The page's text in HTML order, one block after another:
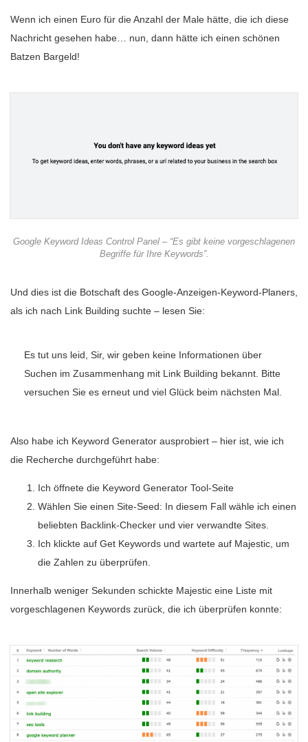
Wenn ich einen Euro für die Anzahl der Male hätte, die ich diese
Nachricht gesehen habe… nun, dann hätte ich einen schönen
Batzen Bargeld!
Google Keyword Ideas Control Panel – “Es gibt keine vorgeschlagenen
Begriffe für Ihre Keywords”.
Und dies ist die Botschaft des Google-Anzeigen-Keyword-Planers,
als ich nach Link Building suchte – lesen Sie:
Es tut uns leid, Sir, wir geben keine Informationen über
Suchen im Zusammenhang mit Link Building bekannt. Bitte
versuchen Sie es erneut und viel Glück beim nächsten Mal.
Also habe ich Keyword Generator ausprobiert – hier ist, wie ich
die Recherche durchgeführt habe:
Ich öffnete die Keyword Generator Tool-Seite
Wählen Sie einen Site-Seed: In diesem Fall wähle ich einen
beliebten Backlink-Checker und vier verwandte Sites.
Ich klickte auf Get Keywords und wartete auf Majestic, um
die Zahlen zu überprüfen.
Innerhalb weniger Sekunden schickte Majestic eine Liste mit
vorgeschlagenen Keywords zurück, die ich überprüfen konnte: